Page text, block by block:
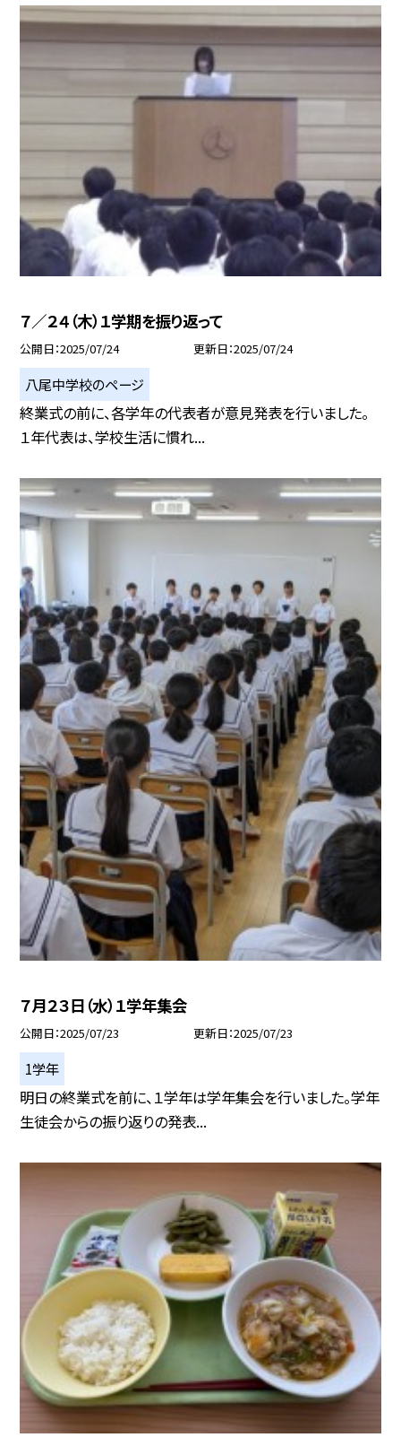
７／２４（木）１学期を振り返って
公開日 2025/07/24 更新日 2025/07/24
八尾中学校のページ
終業式の前に、各学年の代表者が意見発表を行いました。
１年代表は、学校生活に慣れ...
７月２３日（水）１学年集会
公開日 2025/07/23 更新日 2025/07/23
1学年
明日の終業式を前に、１学年は学年集会を行いました。学年
生徒会からの振り返りの発表...